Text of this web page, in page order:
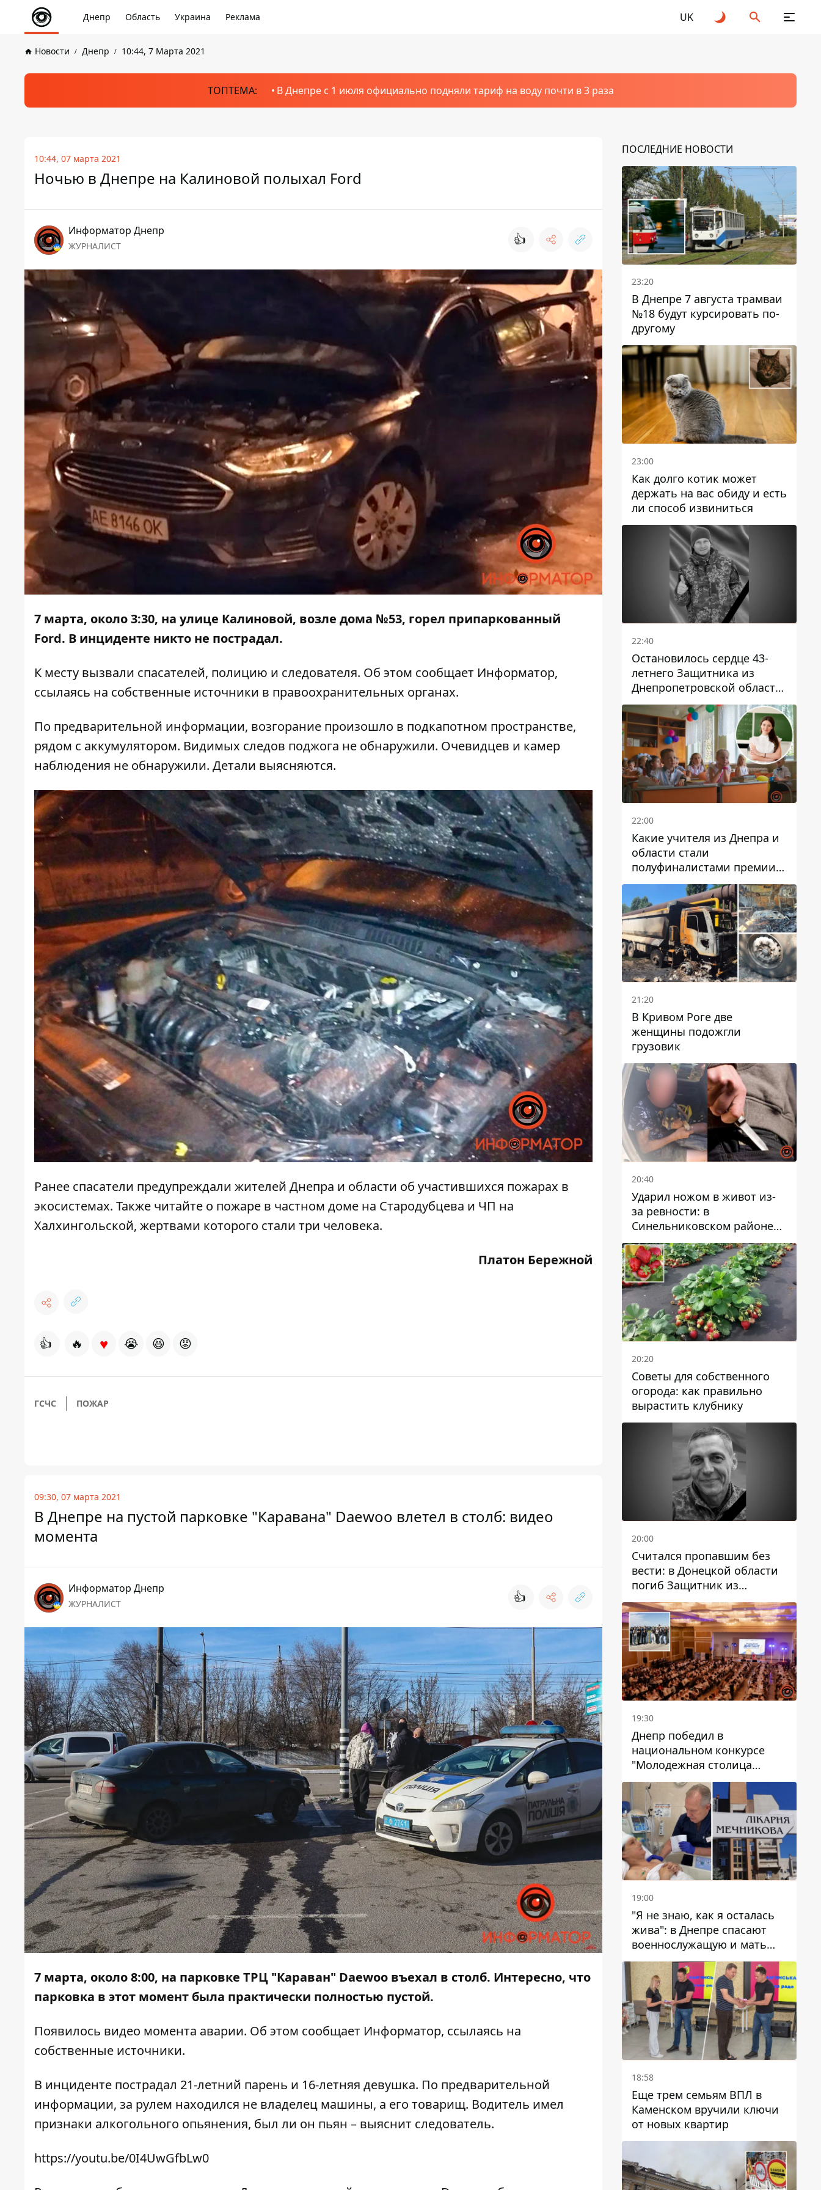
Днепр Область Украина Реклама UK
Новости Днепр 10:44, 7 Марта 2021
ТОПТЕМА: В Днепре с 1 июля официально подняли тариф на воду почти в 3 раза
10:44, 07 марта 2021
Ночью в Днепре на Калиновой полыхал Ford
Информатор Днепр
ЖУРНАЛИСТ 👍
7 марта, около 3:30, на улице Калиновой, возле дома №53, горел припаркованный
Ford. В инциденте никто не пострадал.
К месту вызвали спасателей, полицию и следователя. Об этом сообщает Информатор,
ссылаясь на собственные источники в правоохранительных органах.
По предварительной информации, возгорание произошло в подкапотном пространстве,
рядом с аккумулятором. Видимых следов поджога не обнаружили. Очевидцев и камер
наблюдения не обнаружили. Детали выясняются.
Ранее спасатели предупреждали жителей Днепра и области об участившихся пожарах в
экосистемах. Также читайте о пожаре в частном доме на Стародубцева и ЧП на
Халхингольской, жертвами которого стали три человека.
Платон Бережной
👍 🔥 ♥ 😭 😆 😡
ГСЧС ПОЖАР
09:30, 07 марта 2021
В Днепре на пустой парковке "Каравана" Daewoo влетел в столб: видео
момента
Информатор Днепр
ЖУРНАЛИСТ 👍
7 марта, около 8:00, на парковке ТРЦ "Караван" Daewoo въехал в столб. Интересно, что
парковка в этот момент была практически полностью пустой.
Появилось видео момента аварии. Об этом сообщает Информатор, ссылаясь на
собственные источники.
В инциденте пострадал 21-летний парень и 16-летняя девушка. По предварительной
информации, за рулем находился не владелец машины, а его товарищ. Водитель имел
признаки алкогольного опьянения, был ли он пьян – выяснит следователь.
https://youtu.be/0I4UwGfbLw0
ПОСЛЕДНИЕ НОВОСТИ
23:20
В Днепре 7 августа трамваи
№18 будут курсировать по-
другому
23:00
Как долго котик может
держать на вас обиду и есть
ли способ извиниться
22:40
Остановилось сердце 43-
летнего Защитника из
Днепропетровской области
Евгения Зинченко
22:00
Какие учителя из Днепра и
области стали
полуфиналистами премии
Global Teacher Prize Ukraine
2026
21:20
В Кривом Роге две
женщины подожгли
грузовик
20:40
Ударил ножом в живот из-
за ревности: в
Синельниковском районе
задержали 49-летнего
мужчину за убийство
20:20
Советы для собственного
огорода: как правильно
вырастить клубнику
20:00
Считался пропавшим без
вести: в Донецкой области
погиб Защитник из
Каменского Антон
Красовский
19:30
Днепр победил в
национальном конкурсе
"Молодежная столица
Украины – 2026"
19:00
"Я не знаю, как я осталась
жива": в Днепре спасают
военнослужащую и мать
четверых детей, которую
ранил КАБ
18:58
Еще трем семьям ВПЛ в
Каменском вручили ключи
от новых квартир